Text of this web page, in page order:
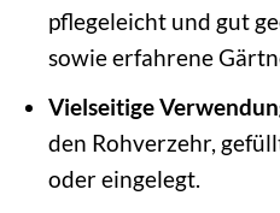
pflegeleicht und gut
sowie erfahrene
Vielseitige
den Rohverzehr,
oder eingelegt.